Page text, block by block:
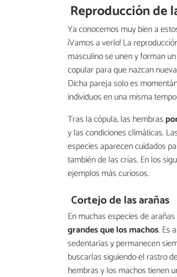
Reproducción de
Ya conocemos muy bien a
¡Vamos a verlo! La
masculino se unen y forman
copular para que nazcan
Dicha pareja solo es
individuos en una misma
Tras la cópula, las hembras
y las condiciones climáticas.
especies aparecen cuidados
también de las crías. En los
ejemplos más curiosos.
Cortejo de las arañas
En muchas especies de
grandes que los machos. Es
sedentarias y permanecen
buscarlas siguiendo el rastro
hembras y los machos tienen